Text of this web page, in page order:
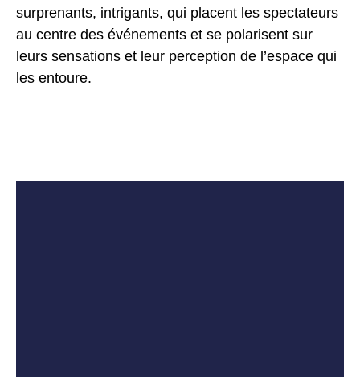
surprenants, intrigants, qui placent les spectateurs
au centre des événements et se polarisent sur
leurs sensations et leur perception de l’espace qui
les entoure.